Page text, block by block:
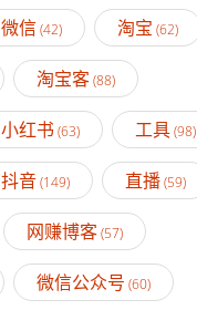
微信(42) 淘宝 (62)
淘宝客(88)
小红书 (63) 工具(98)
抖音(149) 直播(59)
网赚博客(57)
微信公众号 (60)